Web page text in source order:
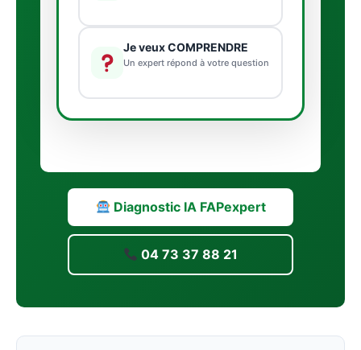
Je veux COMPRENDRE
Un expert répond à votre question
Diagnostic IA FAPexpert
04 73 37 88 21